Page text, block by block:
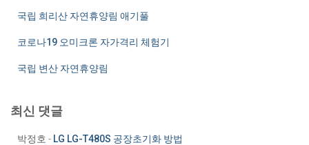
국립 희리산 자연휴양림 애기풀
코로나19 오미크론 자가격리 체험기
국립 변산 자연휴양림
최신 댓글
박정호 - LG LG-T480S 공장초기화 방법